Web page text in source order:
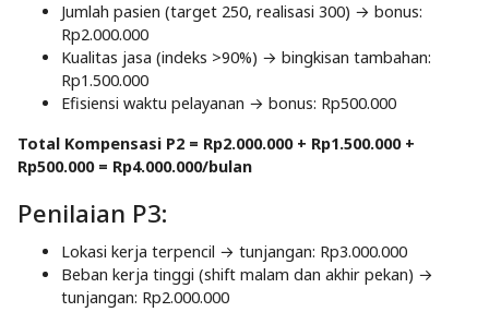
Jumlah pasien (target 250, realisasi 300) → bonus:
Rp2.000.000
Kualitas jasa (indeks >90%) → bingkisan tambahan:
Rp1.500.000
Efisiensi waktu pelayanan → bonus: Rp500.000
Total Kompensasi P2 = Rp2.000.000 + Rp1.500.000 +
Rp500.000 = Rp4.000.000/bulan
Penilaian P3:
Lokasi kerja terpencil → tunjangan: Rp3.000.000
Beban kerja tinggi (shift malam dan akhir pekan) →
tunjangan: Rp2.000.000